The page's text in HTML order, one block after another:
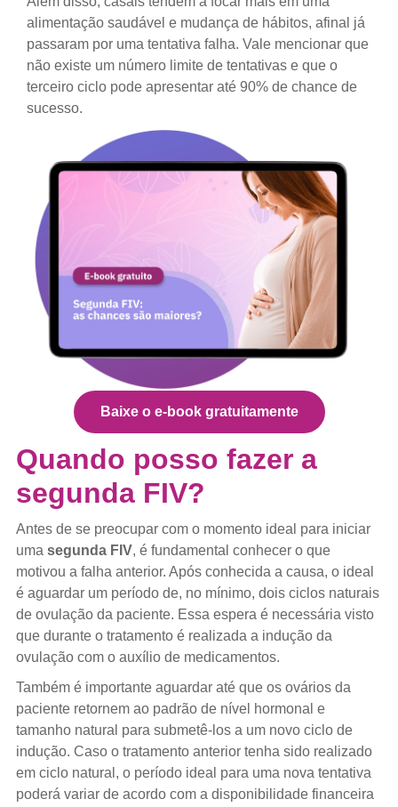
alimentação saudável e mudança de hábitos, afinal já
passaram por uma tentativa falha. Vale mencionar que
não existe um número limite de tentativas e que o
terceiro ciclo pode apresentar até 90% de chance de
sucesso.
Baixe o e-book gratuitamente
Quando posso fazer a
segunda FIV?
Antes de se preocupar com o momento ideal para iniciar
uma segunda FIV, é fundamental conhecer o que
motivou a falha anterior. Após conhecida a causa, o ideal
é aguardar um período de, no mínimo, dois ciclos naturais
de ovulação da paciente. Essa espera é necessária visto
que durante o tratamento é realizada a indução da
ovulação com o auxílio de medicamentos.
Também é importante aguardar até que os ovários da
paciente retornem ao padrão de nível hormonal e
tamanho natural para submetê-los a um novo ciclo de
indução. Caso o tratamento anterior tenha sido realizado
em ciclo natural, o período ideal para uma nova tentativa
poderá variar de acordo com a disponibilidade financeira